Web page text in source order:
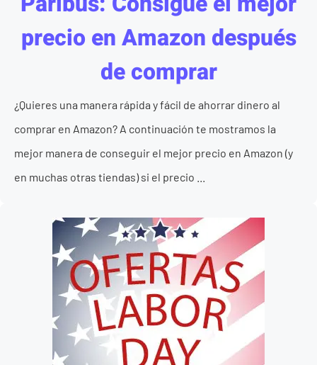
precio en Amazon después
de comprar
¿Quieres una manera rápida y fácil de ahorrar dinero al
comprar en Amazon? A continuación te mostramos la
mejor manera de conseguir el mejor precio en Amazon (y
en muchas otras tiendas) si el precio ...